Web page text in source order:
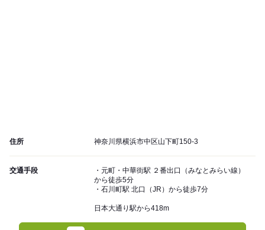
住所 神奈川県横浜市中区山下町150-3
交通手段
・元町・中華街駅 ２番出口（みなとみらい線）
から徒歩5分
・石川町駅 北口（JR）から徒歩7分
日本大通り駅から418m